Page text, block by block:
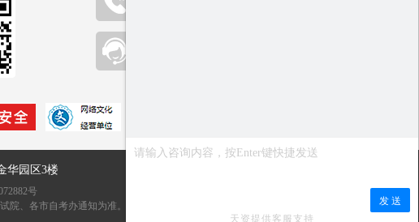
华园区3楼
号
院、各市自考办通知为准。